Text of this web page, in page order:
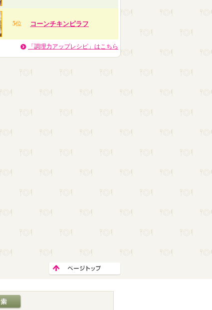
5位 コーンチキンピラフ
「調理力アップレシピ」はこちら